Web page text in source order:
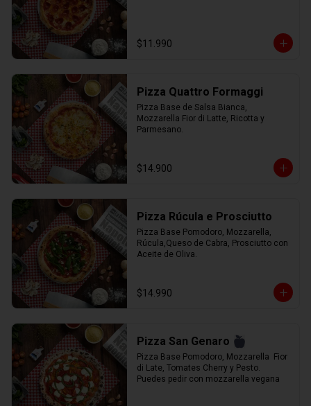
$11.990
Pizza Quattro Formaggi
Pizza Base de Salsa Bianca,
Mozzarella Fior di Latte, Ricotta y
Parmesano.
$14.900
Pizza Rúcula e Prosciutto
Pizza Base Pomodoro, Mozzarella,
Rúcula,Queso de Cabra, Prosciutto con
Aceite de Oliva.
$14.990
Pizza San Genaro
Pizza Base Pomodoro, Mozzarella  Fior
di Late, Tomates Cherry y Pesto.
Puedes pedir con mozzarella vegana